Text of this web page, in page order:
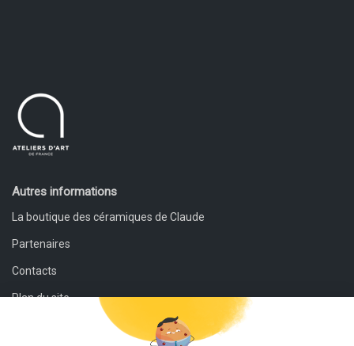
Autres informations
La boutique des céramiques de Claude
Partenaires
Contacts
Plan du site